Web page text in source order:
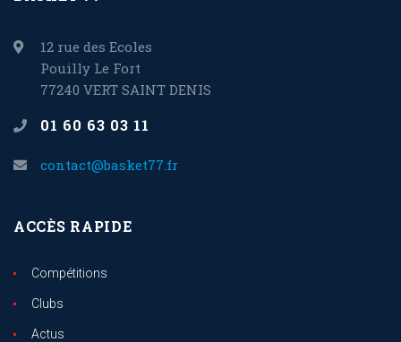
12 rue des Ecoles
Pouilly Le Fort
77240 VERT SAINT DENIS
01 60 63 03 11
contact@basket77.fr
ACCÈS RAPIDE
Compétitions
Clubs
Actus